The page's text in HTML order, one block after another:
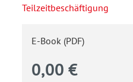
Teilzeitbeschäftigung
E-Book (PDF)
0,00 €